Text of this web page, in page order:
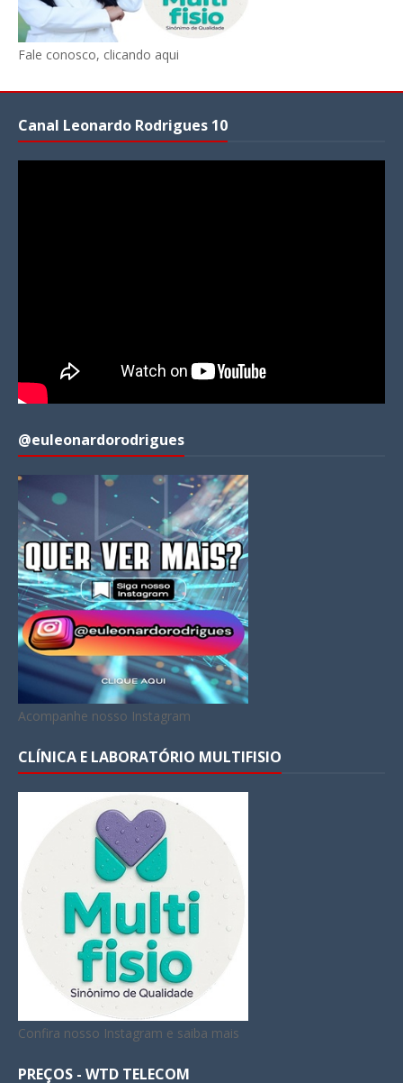
Fale conosco, clicando aqui
Canal Leonardo Rodrigues 10
@euleonardorodrigues
Acompanhe nosso Instagram
CLÍNICA E LABORATÓRIO MULTIFISIO
Confira nosso Instagram e saiba mais
PREÇOS - WTD TELECOM